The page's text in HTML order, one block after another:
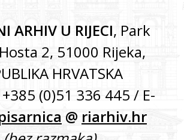
ARHIV U RIJECI, Park
2, 51000 Rijeka,
HRVATSKA
(0)51 336 445 / E-
@ riarhiv.hr